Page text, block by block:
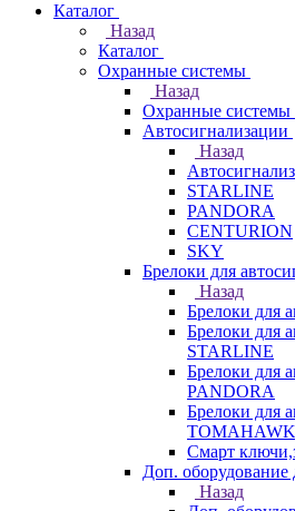
Каталог
Назад
Каталог
Охранные системы
Назад
Охранные системы
Автосигнализации
Назад
STARLINE
PANDORA
CENTURION
SKY
Брелоки для
Назад
Брелоки для
Брелоки для
STARLINE
Брелоки для
PANDORA
Брелоки для
Смарт
Доп. оборудование
Назад